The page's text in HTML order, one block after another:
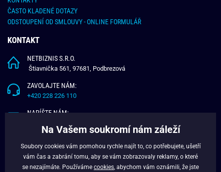
ČASTO KLADENÉ DOTAZY
ODSTOUPENÍ OD SMLOUVY - ONLINE FORMULÁŘ
KONTAKT
NETBIZNIS S.R.O.
Štiavnička 561, 97681, Podbrezová
ZAVOLAJTE NÁM:
+420 228 226 110
NAPÍŠTE NÁM:
O NÁS
VĚRNOSTNÍ PROGRAM
Na Vašem soukromí nám záleží
Soubory cookies vám pomohou rychle najít to, co potřebujete, ušetří
vám čas a zabrání tomu, aby se vám zobrazovaly reklamy, o které
se nezajímáte. Používáme cookies , abychom vám oznámili, že jste